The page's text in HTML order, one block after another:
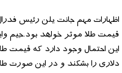
اظهارات مهم جانت یلن رئیس
قیمت طلا موثر خواهد بود.جیم
دلاری را بشکند و در این صورت طلا می تواند تا